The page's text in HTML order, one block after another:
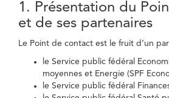
1. Présentation du
et de ses partenaires
Le Point de contact est le fruit d’un
le Service public fédéral
moyennes et Energie (SPF
le Service public fédéral